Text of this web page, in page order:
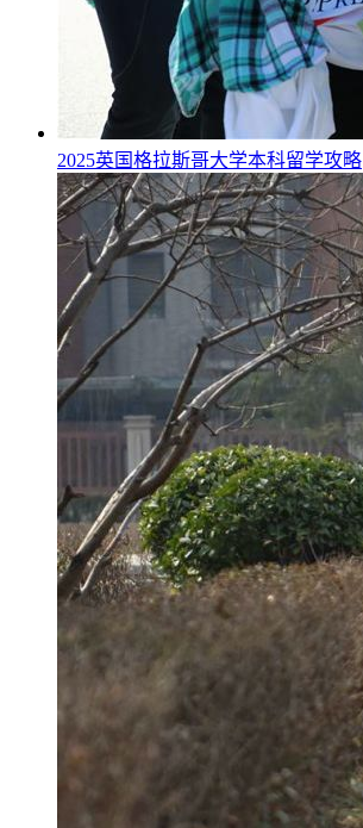
2025英国格拉斯哥大学本科留学攻略